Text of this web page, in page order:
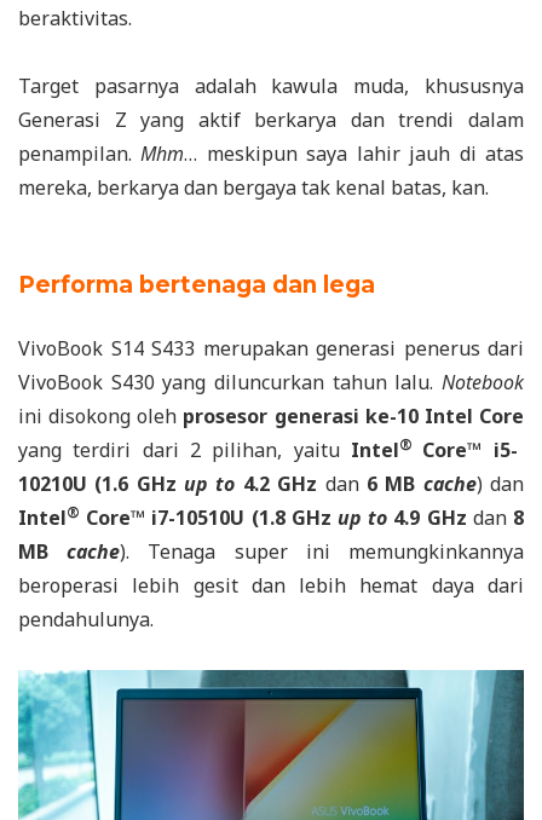
beraktivitas.
Target pasarnya adalah kawula muda, khususnya
Generasi Z yang aktif berkarya dan trendi dalam
penampilan.Mhm… meskipun saya lahir jauh di atas
mereka, berkarya dan bergaya tak kenal batas, kan.
Performa bertenaga dan lega
VivoBook S14 S433 merupakan generasi penerus dari
VivoBook S430 yang diluncurkan tahun lalu. Notebook
ini disokong oleh prosesor generasi ke-10 Intel Core
yang terdiri dari 2 pilihan, yaitu Intel® Core™ i5-
10210U (1.6 GHz up to 4.2 GHz dan6 MB cache) dan
Intel® Core™ i7-10510U (1.8 GHz up to 4.9 GHz dan8
MBcache). Tenaga super ini memungkinkannya
beroperasi lebih gesit dan lebih hemat daya dari
pendahulunya.